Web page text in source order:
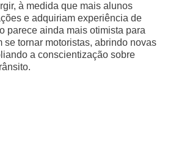
à medida que mais alunos
e adquiriam experiência de
parece ainda mais otimista para
se tornar motoristas, abrindo novas
a conscientização sobre